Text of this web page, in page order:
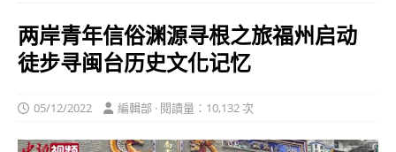
两岸青年信俗渊源寻根之旅福州启动
徒步寻闽台历史文化记忆
05/12/2022 編輯部 · 閱讀量：10,132 次